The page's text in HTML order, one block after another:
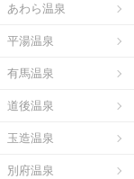
あわら温泉
平湯温泉
有馬温泉
道後温泉
玉造温泉
別府温泉